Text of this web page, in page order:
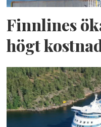
Finnlines
högt